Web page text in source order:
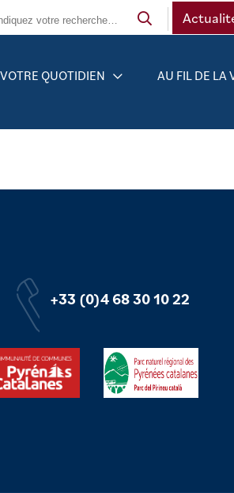
VOTRE QUOTIDIEN AU FIL DE LA
+33 (0)4 68 30 10 22